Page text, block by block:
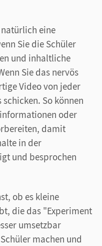
natürlich eine
Sie die Schüler
und inhaltliche
Sie das nervös
Video von jeder
So können
oder
damit
in der
und besprochen
ob es kleine
die das "Experiment
umsetzbar
machen und